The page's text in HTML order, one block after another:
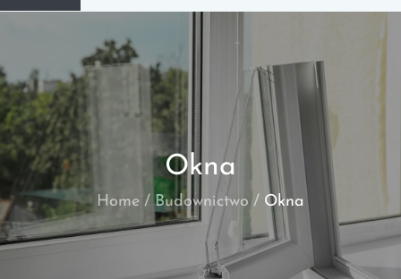
Okna
Home Budownictwo Okna